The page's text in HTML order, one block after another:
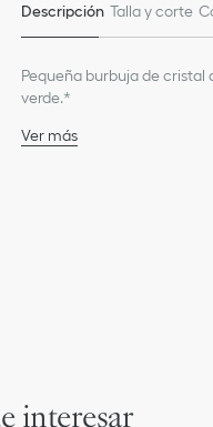
Descripción Talla y corte
Pequeña burbuja de
verde.*
Ver más
interesar